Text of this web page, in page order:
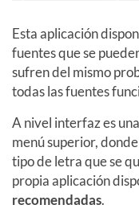
Esta aplicación
fuentes que se
sufren del mismo
todas las fuentes
A nivel interfaz es una
menú superior,
tipo de letra que se
propia aplicación
recomendadas.